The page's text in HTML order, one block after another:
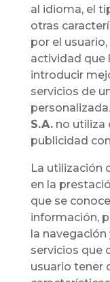
al idioma, el
otras
por el
actividad que
introducir
servicios de
personalizada.
S.A.no utiliza
publicidad
La utilización
en la
que se
información,
la
servicios que
usuario tener